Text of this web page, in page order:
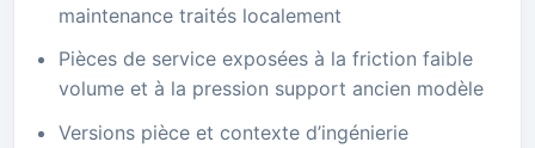
maintenance traités localement
Pièces de service exposées à la friction faible
volume et à la pression support ancien modèle
Versions pièce et contexte d’ingénierie